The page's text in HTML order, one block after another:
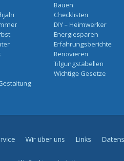
Bauen
Checklisten
DIY – Heimwerker
Energiesparen
Erfahrungsberichte
Renovieren
Tilgungstabellen
Wichtige Gesetze
Wir über uns Links